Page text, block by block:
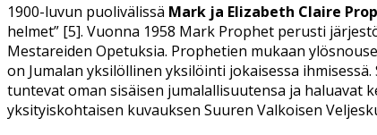
1900-luvun puolivälissä Mark ja Elizabeth Claire
helmet” [5]. Vuonna 1958 Mark Prophet perusti
Mestareiden Opetuksia. Prophetien mukaan
on Jumalan yksilöllinen yksilöinti jokaisessa
tuntevat oman sisäisen jumalallisuutensa ja
yksityiskohtaisen kuvauksen Suuren Valkoisen